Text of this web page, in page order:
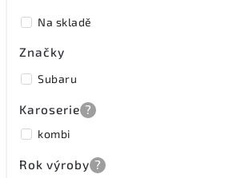
Na skladě
Značky
Subaru
Karoserie ?
kombi
Rok výroby ?